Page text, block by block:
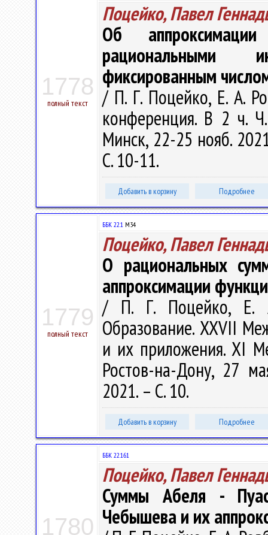
1778
полный текст
Поцейко, Павел
Об
рациональными
фиксированным
/ П. Г. Поцейко, Е. А.
конференция. В 2 ч.
Минск, 22-25 нояб.
С. 10-11.
Добавить в корзину Подробнее
1779
полный текст
ББК 22.1 М34
Поцейко, Павел
О рациональных
аппроксимации
/ П. Г. Поцейко, Е.
Образование. XXVII
и их приложения. XI
Ростов-на-Дону, 27
2021. – С. 10.
Добавить в корзину Подробнее
1780
ББК 22.161
Поцейко, Павел
Суммы Абеля -
Чебышева и их